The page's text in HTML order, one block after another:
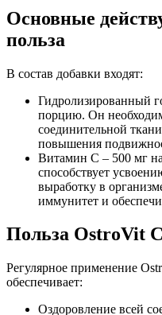
Основные
польза
В состав добавки входят:
Гидролизированный
порцию. Он
соединительной
повышения
Витамин С – 500 мг
способствует
выработку в
иммунитет и
Польза OstroVit
Регулярное применение
обеспечивает:
Оздоровление всей